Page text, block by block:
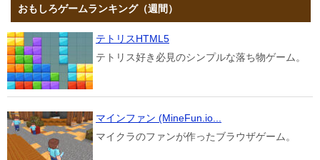
おもしろゲームランキング（週間）
テトリスHTML5
テトリス好き必見のシンプルな落ち物ゲーム。
マインファン (MineFun.io...
マイクラのファンが作ったブラウザゲーム。